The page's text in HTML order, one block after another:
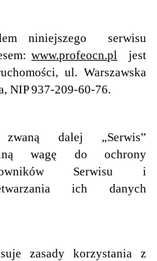
Działki
Inwestycje
niniejszego serwisu
www.profeocn.pl jest
ul. Warszawska
NIP 937-209-60-76.
dalej „Serwis”
wagę do ochrony
Serwisu i
ich danych
zasady korzystania z